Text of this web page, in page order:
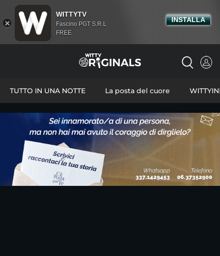
TUTTO IN UNA NOTTE La posta del cuore
WITTYTV
Fascino PGT S.R.L
FREE
INSTALLA